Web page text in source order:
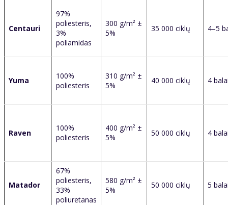
Centauri
97%
poliesteris,
3%
poliamidas
300 g/m² ±
5%
35 000 ciklų 4–5
Yuma
100%
poliesteris
310 g/m² ±
5%
40 000 ciklų 4
Raven
100%
poliesteris
400 g/m² ±
5%
50 000 ciklų 4
Matador
67%
poliesteris,
33%
poliuretanas
580 g/m² ±
5%
50 000 ciklų 5